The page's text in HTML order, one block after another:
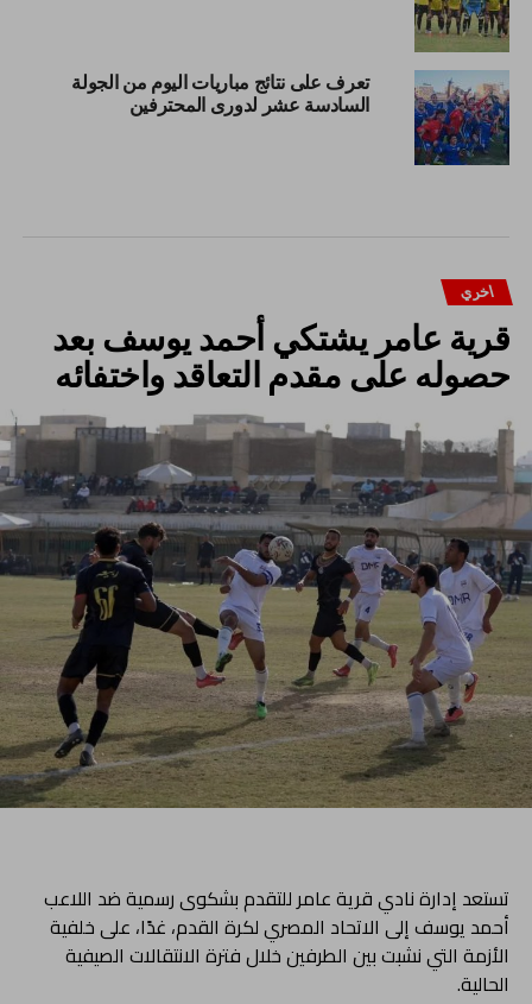
تعرف على نتائج مباريات اليوم من الجولة
السادسة عشر لدورى المحترفين
اخري
قرية عامر يشتكي أحمد يوسف بعد
حصوله على مقدم التعاقد واختفائه
تستعد إدارة نادي قرية عامر للتقدم بشكوى رسمية ضد اللاعب
أحمد يوسف إلى الاتحاد المصري لكرة القدم، غدًا، على خلفية
الأزمة التي نشبت بين الطرفين خلال فترة الانتقالات الصيفية
الحالية.